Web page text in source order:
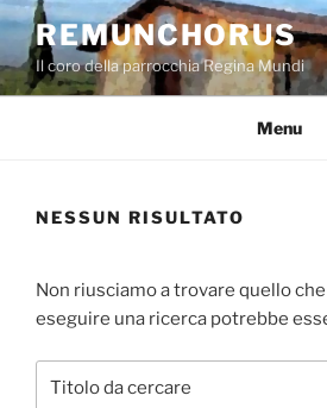
Salta
contenuto
REMUNCHORUS
Il coro della parrocchia Regina Mundi
Menu
NESSUN RISULTATO
Non riusciamo a trovare quello
eseguire una ricerca potrebbe